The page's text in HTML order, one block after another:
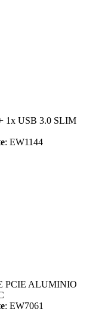
1x USB 3.0 SLIM
: EW1144
PCIE ALUMINIO
: EW7061